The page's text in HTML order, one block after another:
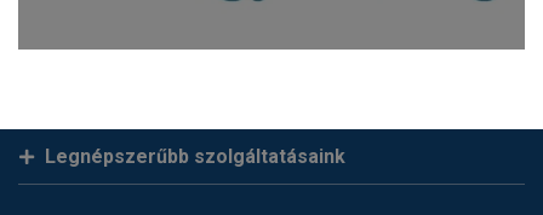
Legnépszerűbb szolgáltatásaink